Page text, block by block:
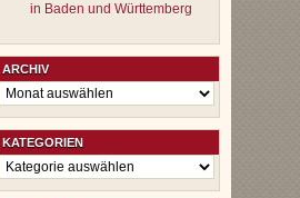
in Baden und Württemberg
ARCHIV
Archiv
KATEGORIEN
Kategorien